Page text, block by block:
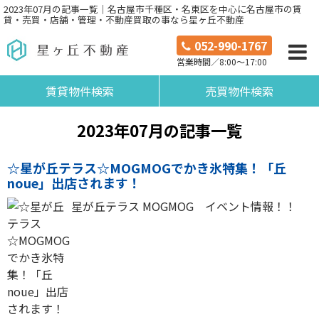
2023年07月の記事一覧｜名古屋市千種区・名東区を中心に名古屋市の賃
貸・売買・店舗・管理・不動産買取の事なら星ヶ丘不動産
052-990-1767
営業時間／8:00～17:00
賃貸物件検索 売買物件検索
2023年07月の記事一覧
☆星が丘テラス☆MOGMOGでかき氷特集！「丘
noue」出店されます！
星が丘テラス MOGMOG イベント情報！！